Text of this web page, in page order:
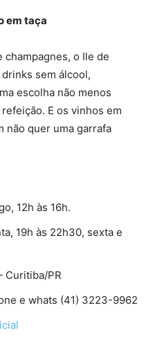
em taça
o Ile de
sem álcool,
escolha não menos
E os vinhos em
não quer uma garrafa
12h às 16h.
19h às 22h30, sexta e
Curitiba/PR
e whats (41) 3223-9962